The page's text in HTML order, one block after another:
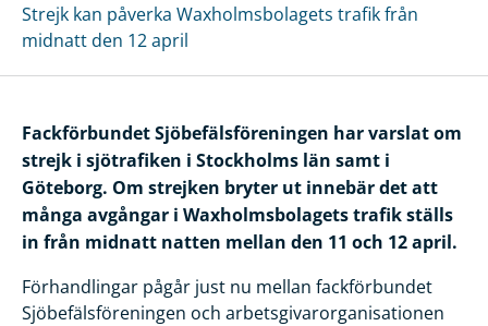
Strejk kan påverka Waxholmsbolagets trafik från
midnatt den 12 april
Fackförbundet Sjöbefälsföreningen har varslat om
strejk i sjötrafiken i Stockholms län samt i
Göteborg. Om strejken bryter ut innebär det att
många avgångar i Waxholmsbolagets trafik ställs
in från midnatt natten mellan den 11 och 12 april.
Förhandlingar pågår just nu mellan fackförbundet
Sjöbefälsföreningen och arbetsgivarorganisationen